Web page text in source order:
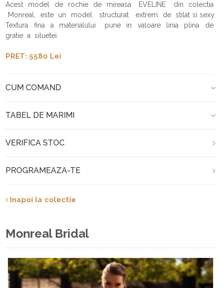
Acest model de rochie de mireasa EVELINE din colectia
Monreal, este un model structurat extrem de stilat si sexy.
Textura fina a materialului pune in valoare linia plina de
gratie a siluetei.
PRET: 5580 Lei
CUM COMAND
TABEL DE MARIMI
VERIFICA STOC
PROGRAMEAZA-TE
Inapoi la colectie
Monreal Bridal